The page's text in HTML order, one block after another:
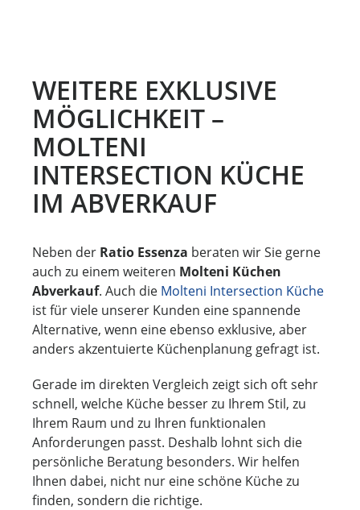
WEITERE EXKLUSIVE
MÖGLICHKEIT –
MOLTENI
INTERSECTION KÜCHE
IM ABVERKAUF
Neben der Ratio Essenza beraten wir Sie gerne
auch zu einem weiteren Molteni Küchen
Abverkauf. Auch die Molteni Intersection Küche
ist für viele unserer Kunden eine spannende
Alternative, wenn eine ebenso exklusive, aber
anders akzentuierte Küchenplanung gefragt ist.
Gerade im direkten Vergleich zeigt sich oft sehr
schnell, welche Küche besser zu Ihrem Stil, zu
Ihrem Raum und zu Ihren funktionalen
Anforderungen passt. Deshalb lohnt sich die
persönliche Beratung besonders. Wir helfen
Ihnen dabei, nicht nur eine schöne Küche zu
finden, sondern die richtige.